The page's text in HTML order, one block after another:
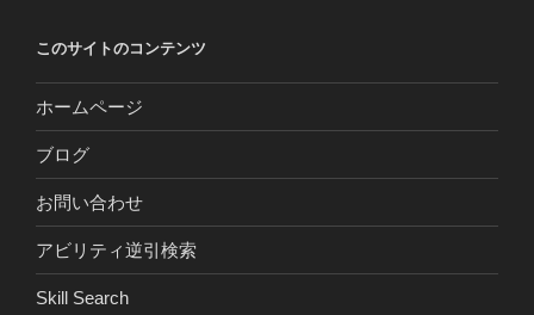
このサイトのコンテンツ
ホームページ
ブログ
お問い合わせ
アビリティ逆引検索
Skill Search